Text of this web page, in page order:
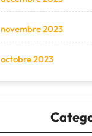
novembre 2023
octobre 2023